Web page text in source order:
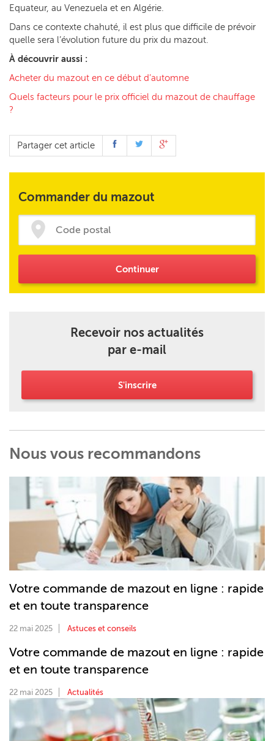
Equateur, au Venezuela et en Algérie.
Dans ce contexte chahuté, il est plus que difficile de prévoir
quelle sera l’évolution future du prix du mazout.
À découvrir aussi :
Acheter du mazout en ce début d’automne
Quels facteurs pour le prix officiel du mazout de chauffage
?
Partager cet article
Commander du mazout
Continuer
Recevoir nos actualités
par e-mail
S'inscrire
Nous vous recommandons
Votre commande de mazout en ligne : rapide
et en toute transparence
22 mai 2025 Astuces et conseils
Votre commande de mazout en ligne : rapide
et en toute transparence
22 mai 2025 Actualités